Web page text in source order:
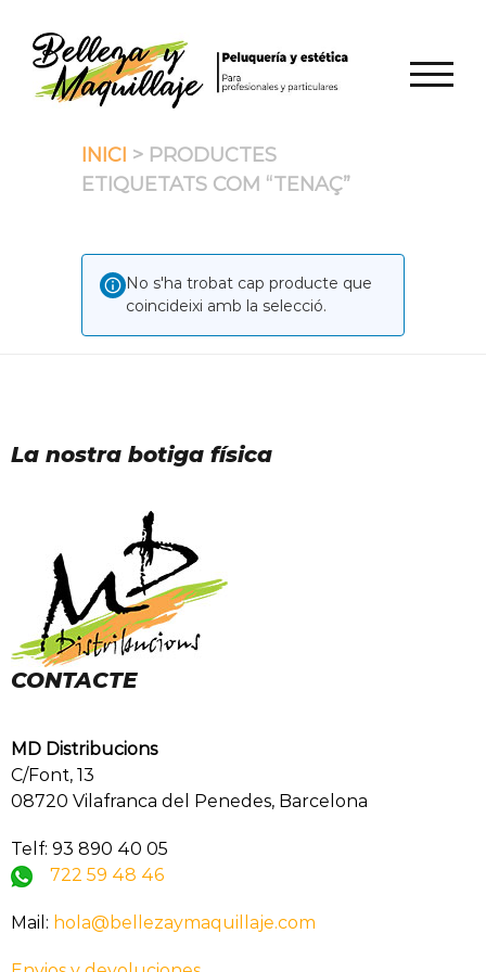
content
INICI > PRODUCTES
ETIQUETATS COM “TENAÇ”
No s'ha trobat cap producte que
coincideixi amb la selecció.
La nostra botiga física
CONTACTE
MD Distribucions
C/Font, 13
08720 Vilafranca del Penedes, Barcelona
Telf: 93 890 40 05
722 59 48 46
Mail: hola@bellezaymaquillaje.com